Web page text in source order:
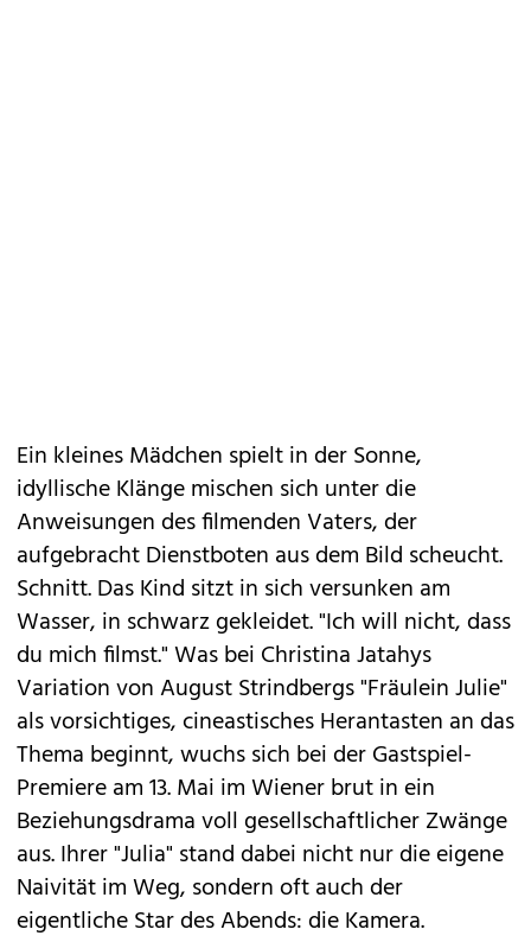
Ein kleines Mädchen spielt in der Sonne,
idyllische Klänge mischen sich unter die
Anweisungen des filmenden Vaters, der
aufgebracht Dienstboten aus dem Bild scheucht.
Schnitt. Das Kind sitzt in sich versunken am
Wasser, in schwarz gekleidet. "Ich will nicht, dass
du mich filmst." Was bei Christina Jatahys
Variation von August Strindbergs "Fräulein Julie"
als vorsichtiges, cineastisches Herantasten an das
Thema beginnt, wuchs sich bei der Gastspiel-
Premiere am 13. Mai im Wiener brut in ein
Beziehungsdrama voll gesellschaftlicher Zwänge
aus. Ihrer "Julia" stand dabei nicht nur die eigene
Naivität im Weg, sondern oft auch der
eigentliche Star des Abends: die Kamera.